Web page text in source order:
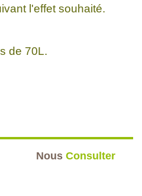
l'effet souhaité.
de 70L.
Nous Consulter